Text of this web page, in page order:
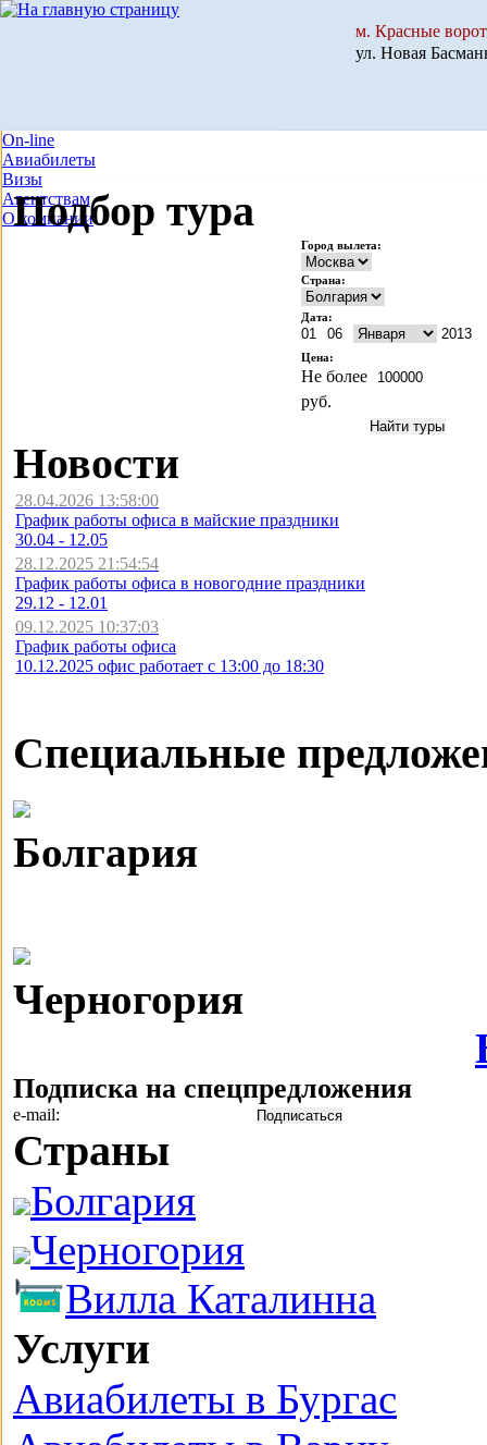
м. Красные
ул. Новая
On-line
Авиабилеты
Визы
Агентствам
О компании
Подбор тура
Город вылета:
Страна:
Дата:
Цена:
Не более
руб.
Новости
28.04.2026 13:58:00
График работы офиса в майские праздники
30.04 - 12.05
28.12.2025 21:54:54
График работы офиса в новогодние праздники
29.12 - 12.01
09.12.2025 10:37:03
График работы офиса
10.12.2025 офис работает с 13:00 до 18:30
Специальные
Болгария
Черногория
Подписка на спецпредложения
e-mail:
Страны
Болгария
Черногория
Вилла Каталинна
Услуги
Авиабилеты в Бургас